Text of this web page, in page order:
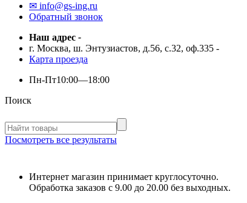
✉ info@gs-ing.ru
Обратный звонок
Наш адрес -
г. Москва, ш. Энтузиастов, д.56, с.32, оф.335 -
Карта проезда
Пн-Пт10:00—18:00
Поиск
Посмотреть все результаты
Интернет магазин принимает круглосуточно.
Обработка заказов с 9.00 до 20.00 без выходных.